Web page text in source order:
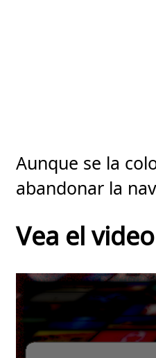
Aunque se la
abandonar la
Vea el video